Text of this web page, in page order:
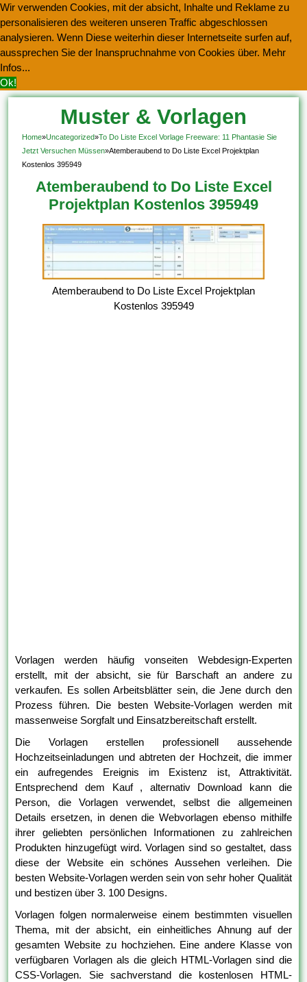
Wir verwenden Cookies, mit der absicht, Inhalte und Reklame zu
personalisieren des weiteren unseren Traffic abgeschlossen
analysieren. Wenn Diese weiterhin dieser Internetseite surfen auf,
aussprechen Sie der Inanspruchnahme von Cookies über. Mehr
Infos...
Ok!
Muster & Vorlagen
Kostenlos Herunterladen
Home»Uncategorized»To Do Liste Excel Vorlage Freeware: 11 Phantasie Sie
Jetzt Versuchen Müssen»Atemberaubend to Do Liste Excel Projektplan
Kostenlos 395949
Atemberaubend to Do Liste Excel
Projektplan Kostenlos 395949
Atemberaubend to Do Liste Excel Projektplan
Kostenlos 395949
Vorlagen werden häufig vonseiten Webdesign-Experten
erstellt, mit der absicht, sie für Barschaft an andere zu
verkaufen. Es sollen Arbeitsblätter sein, die Jene durch den
Prozess führen. Die besten Website-Vorlagen werden mit
massenweise Sorgfalt und Einsatzbereitschaft erstellt.
Die Vorlagen erstellen professionell aussehende
Hochzeitseinladungen und abtreten der Hochzeit, die immer
ein aufregendes Ereignis im Existenz ist, Attraktivität.
Entsprechend dem Kauf , alternativ Download kann die
Person, die Vorlagen verwendet, selbst die allgemeinen
Details ersetzen, in denen die Webvorlagen ebenso mithilfe
ihrer geliebten persönlichen Informationen zu zahlreichen
Produkten hinzugefügt wird. Vorlagen sind so gestaltet, dass
diese der Website ein schönes Aussehen verleihen. Die
besten Website-Vorlagen werden sein von sehr hoher Qualität
und bestizen über 3. 100 Designs.
Vorlagen folgen normalerweise einem bestimmten visuellen
Thema, mit der absicht, ein einheitliches Ahnung auf der
gesamten Website zu hochziehen. Eine andere Klasse von
verfügbaren Vorlagen als die gleich HTML-Vorlagen sind die
CSS-Vorlagen. Sie sachverstand die kostenlosen HTML-